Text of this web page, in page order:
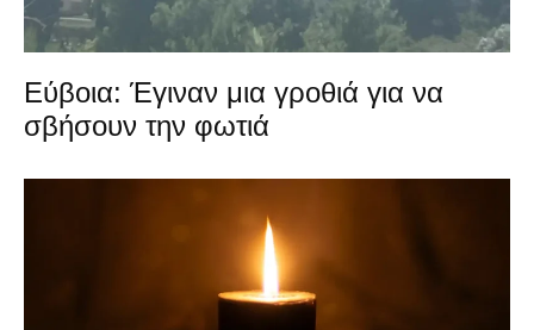
Εύβοια: Έγιναν μια γροθιά για να
σβήσουν την φωτιά